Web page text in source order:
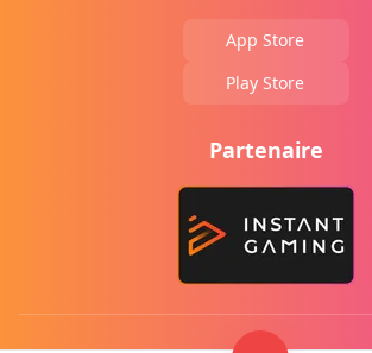
App Store
Play Store
Partenaire